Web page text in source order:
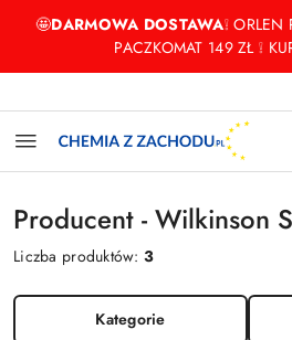
Przejdź do treści głównej
Przejdź do wyszukiwarki
Przejdź do moje konto
Przejdź do menu głównego
Przejdź do stopki
🤩DARMOWA DOSTAWA❕
PACZKOMAT 149 ZŁ ❕
Producent - Wilkinson
Liczba produktów:3
Kategorie